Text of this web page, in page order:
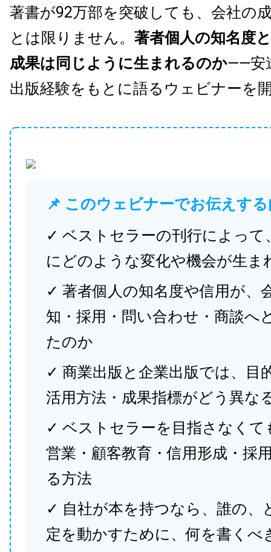
著書が92万部を突破しても、会社の
とは限りません。 著者個人の知名度
成果は同じように生まれるのか——安
出版経験をもとに語るウェビナーを
📌 このウェビナーでお伝えす
✓ ベストセラーの刊行によって
にどのような変化や機会が生ま
✓ 著者個人の知名度や信用が、
知・採用・問い合わせ・商談へ
たのか
✓ 商業出版と企業出版では、目
活用方法・成果指標がどう異な
✓ ベストセラーを目指さなくて
営業・顧客教育・信用形成・採
る方法
✓ 自社が本を持つなら、誰の、
定を動かすために、何を書くべ